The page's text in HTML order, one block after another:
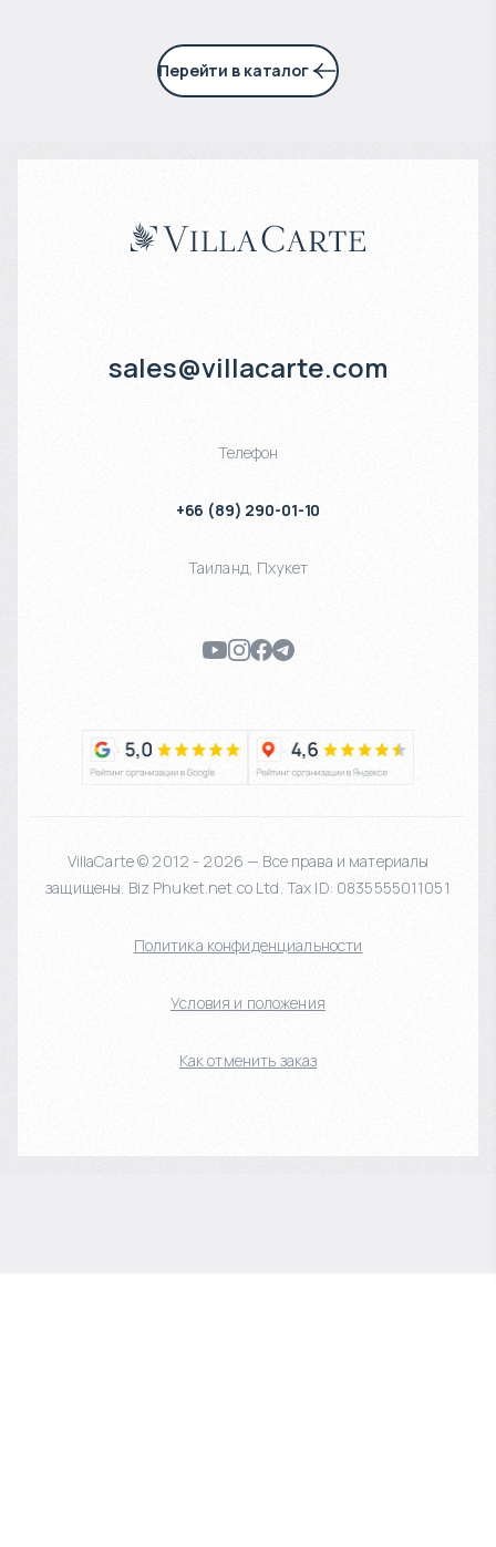
Перейти в каталог
sales@villacarte.com
Телефон
+66 (89) 290-01-10
Таиланд, Пхукет
VillaCarte © 2012 - 2026 — Все права и материалы
защищены. Biz Phuket.net co Ltd. Tax ID: 0835555011051
Политика конфиденциальности
Условия и положения
Как отменить заказ